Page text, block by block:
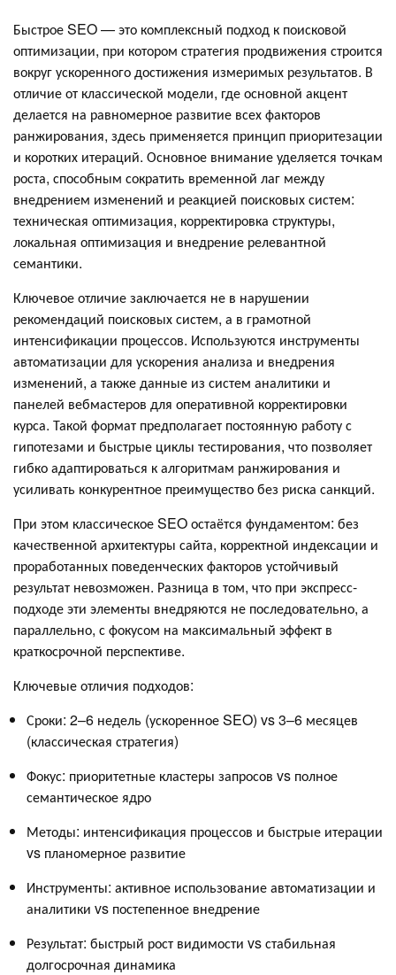
Быстрое SEO — это комплексный подход к поисковой
оптимизации, при котором стратегия продвижения строится
вокруг ускоренного достижения измеримых результатов. В
отличие от классической модели, где основной акцент
делается на равномерное развитие всех факторов
ранжирования, здесь применяется принцип приоритезации
и коротких итераций. Основное внимание уделяется точкам
роста, способным сократить временной лаг между
внедрением изменений и реакцией поисковых систем:
техническая оптимизация, корректировка структуры,
локальная оптимизация и внедрение релевантной
семантики.
Ключевое отличие заключается не в нарушении
рекомендаций поисковых систем, а в грамотной
интенсификации процессов. Используются инструменты
автоматизации для ускорения анализа и внедрения
изменений, а также данные из систем аналитики и
панелей вебмастеров для оперативной корректировки
курса. Такой формат предполагает постоянную работу с
гипотезами и быстрые циклы тестирования, что позволяет
гибко адаптироваться к алгоритмам ранжирования и
усиливать конкурентное преимущество без риска санкций.
При этом классическое SEO остаётся фундаментом: без
качественной архитектуры сайта, корректной индексации и
проработанных поведенческих факторов устойчивый
результат невозможен. Разница в том, что при экспресс-
подходе эти элементы внедряются не последовательно, а
параллельно, с фокусом на максимальный эффект в
краткосрочной перспективе.
Ключевые отличия подходов:
Сроки: 2–6 недель (ускоренное SEO) vs 3–6 месяцев
(классическая стратегия)
Фокус: приоритетные кластеры запросов vs полное
семантическое ядро
Методы: интенсификация процессов и быстрые итерации
vs планомерное развитие
Инструменты: активное использование автоматизации и
аналитики vs постепенное внедрение
Результат: быстрый рост видимости vs стабильная
долгосрочная динамика